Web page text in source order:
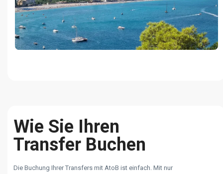
Wie Sie Ihren
Transfer Buchen
Die Buchung Ihrer Transfers mit AtoB ist einfach. Mit nur